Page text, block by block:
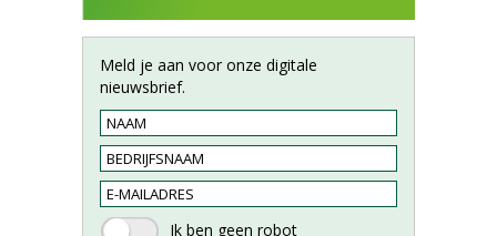
Meld je aan voor onze digitale
nieuwsbrief.